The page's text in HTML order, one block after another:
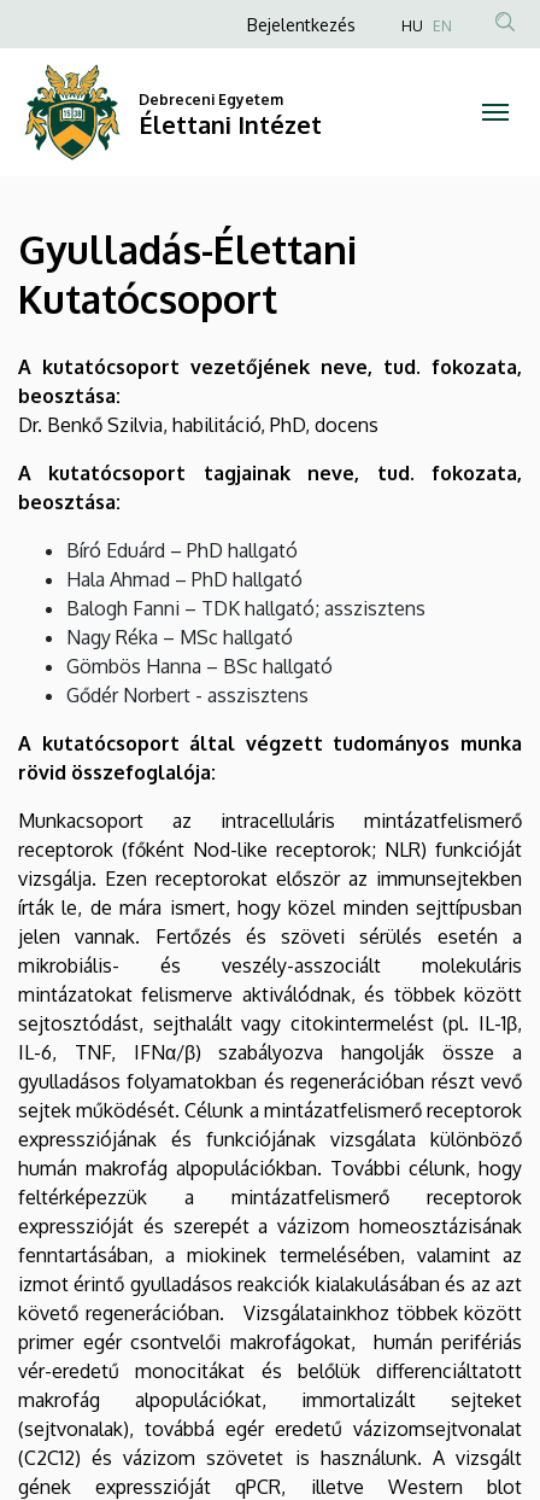
Élettani
Kutatócsoport
Élettani
Intézet
a
tartalomra
Anonim
fiók
menüje
Bejelentkezés HU EN
Debreceni Egyetem
Élettani Intézet
Gyulladás-Élettani
Kutatócsoport
A kutatócsoport vezetőjének neve, tud. fokozata,
beosztása:
Dr. Benkő Szilvia, habilitáció, PhD, docens
A kutatócsoport tagjainak neve, tud. fokozata,
beosztása:
Bíró Eduárd – PhD hallgató
Hala Ahmad – PhD hallgató
Balogh Fanni – TDK hallgató; asszisztens
Nagy Réka – MSc hallgató
Gömbös Hanna – BSc hallgató
Gődér Norbert - asszisztens
A kutatócsoport által végzett tudományos munka
rövid összefoglalója:
Munkacsoport az intracelluláris mintázatfelismerő
receptorok (főként Nod-like receptorok; NLR) funkcióját
vizsgálja. Ezen receptorokat először az immunsejtekben
írták le, de mára ismert, hogy közel minden sejttípusban
jelen vannak. Fertőzés és szöveti sérülés esetén a
mikrobiális- és veszély-asszociált molekuláris
mintázatokat felismerve aktiválódnak, és többek között
sejtosztódást, sejthalált vagy citokintermelést (pl. IL-1β,
IL-6, TNF, IFNα/β) szabályozva hangolják össze a
gyulladásos folyamatokban és regenerációban részt vevő
sejtek működését. Célunk a mintázatfelismerő receptorok
expressziójának és funkciójának vizsgálata különböző
humán makrofág alpopulációkban. További célunk, hogy
feltérképezzük a mintázatfelismerő receptorok
expresszióját és szerepét a vázizom homeosztázisának
fenntartásában, a miokinek termelésében, valamint az
izmot érintő gyulladásos reakciók kialakulásában és az azt
követő regenerációban. Vizsgálatainkhoz többek között
primer egér csontvelői makrofágokat, humán perifériás
vér-eredetű monocitákat és belőlük differenciáltatott
makrofág alpopulációkat, immortalizált sejteket
(sejtvonalak), továbbá egér eredetű vázizomsejtvonalat
(C2C12) és vázizom szövetet is használunk. A vizsgált
gének expresszióját qPCR, illetve Western blot